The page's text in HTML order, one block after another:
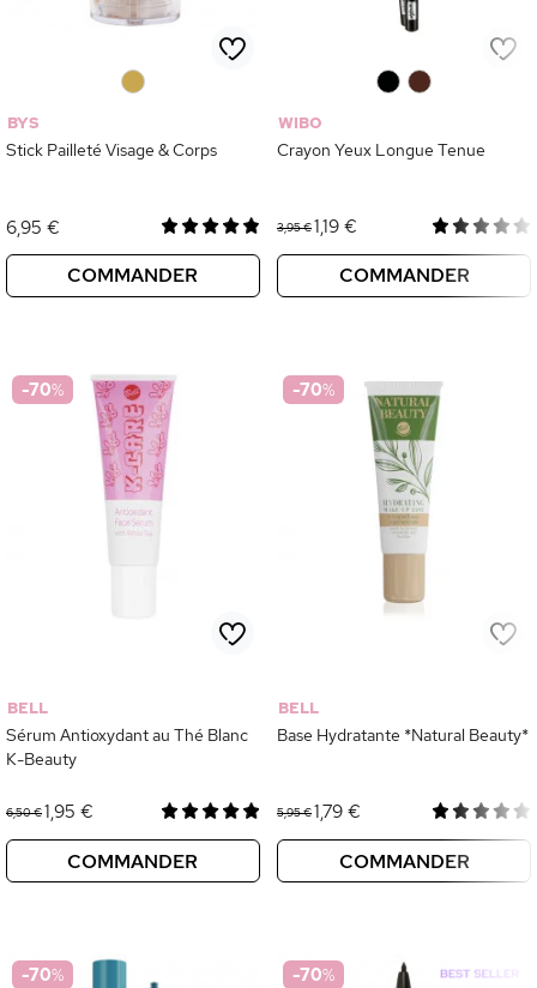
BYS
Stick Pailleté Visage & Corps
6,95 €
COMMANDER
WIBO
Crayon Yeux Longue Tenue
3,95 €1,19 €
COMMANDER
-70%
BELL
Sérum Antioxydant au Thé Blanc
K-Beauty
6,50 €1,95 €
COMMANDER
-70%
BELL
Base Hydratante *Natural Beauty*
5,95 €1,79 €
COMMANDER
-70% -70%